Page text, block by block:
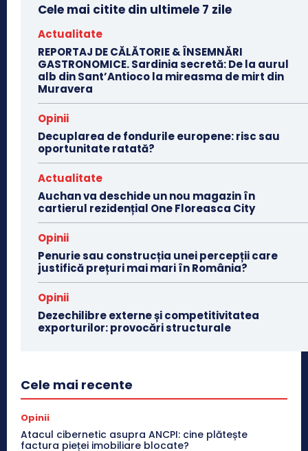
Cele mai citite din ultimele 7 zile
Actualitate
REPORTAJ DE CĂLĂTORIE & ÎNSEMNĂRI
GASTRONOMICE. Sardinia secretă: De la aurul
alb din Sant’Antioco la mireasma de mirt din
Muravera
Opinii
Decuplarea de fondurile europene: risc sau
oportunitate ratată?
Actualitate
Auchan va deschide un nou magazin în
cartierul rezidențial One Floreasca City
Opinii
Penurie sau construcția unei percepții care
justifică prețuri mai mari în România?
Opinii
Dezechilibre externe și competitivitatea
exporturilor: provocări structurale
Cele mai recente
Opinii
Atacul cibernetic asupra ANCPI: cine plătește
factura pieței imobiliare blocate?